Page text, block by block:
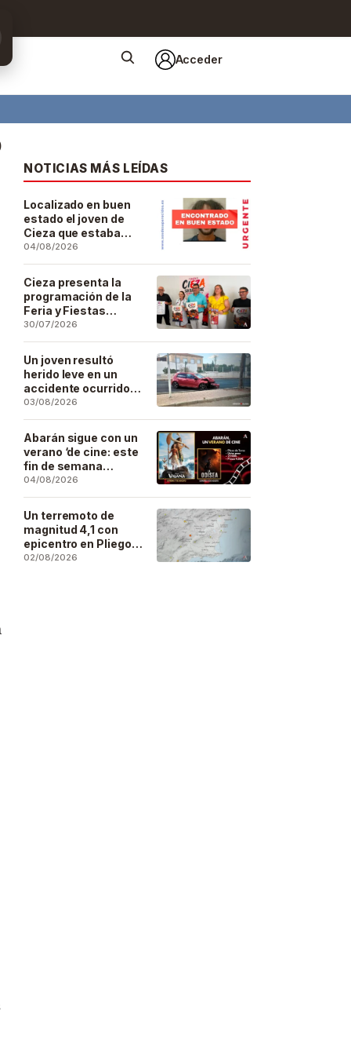
Acceder
NOTICIAS MÁS LEÍDAS
Localizado en buen
estado el joven de
Cieza que estaba
desaparecido desde
el pasado 29 de julio
04/08/2026
Cieza presenta la
programación de la
Feria y Fiestas
Patronales de San
Bartolomé 2026
30/07/2026
Un joven resultó
herido leve en un
accidente ocurrido
este lunes en la
barriada de San José
Artesano
03/08/2026
Abarán sigue con un
verano ‘de cine: este
fin de semana
Vaiana… y después,
La Odisea
04/08/2026
Un terremoto de
magnitud 4,1 con
epicentro en Pliego
se deja sentir en
02/08/2026